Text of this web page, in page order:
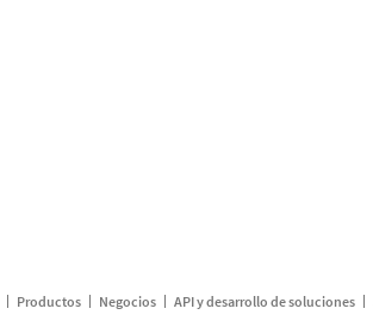
Productos Negocios API y desarrollo de soluciones